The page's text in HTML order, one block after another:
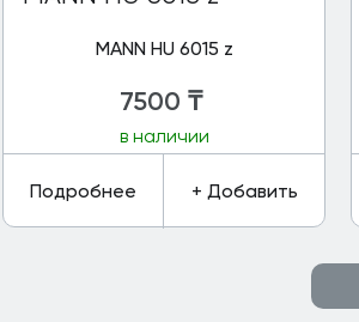
MANN HU 6015 z
7500 ₸
в наличии
Подробнее + Добавить